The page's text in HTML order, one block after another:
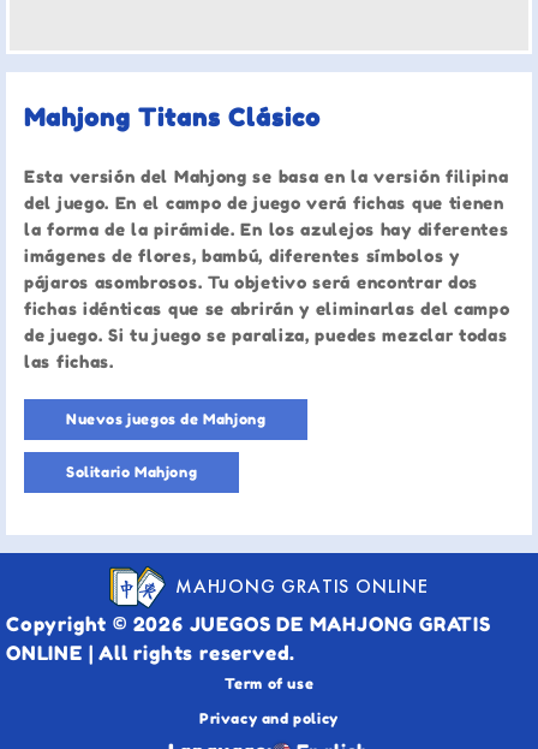
Mahjong Titans Clásico
Esta versión del Mahjong se basa en la versión filipina
del juego. En el campo de juego verá fichas que tienen
la forma de la pirámide. En los azulejos hay diferentes
imágenes de flores, bambú, diferentes símbolos y
pájaros asombrosos. Tu objetivo será encontrar dos
fichas idénticas que se abrirán y eliminarlas del campo
de juego. Si tu juego se paraliza, puedes mezclar todas
las fichas.
Nuevos juegos de Mahjong
Solitario Mahjong
MAHJONG GRATIS ONLINE
Copyright © 2026 JUEGOS DE MAHJONG GRATIS
ONLINE | All rights reserved.
Term of use
Privacy and policy